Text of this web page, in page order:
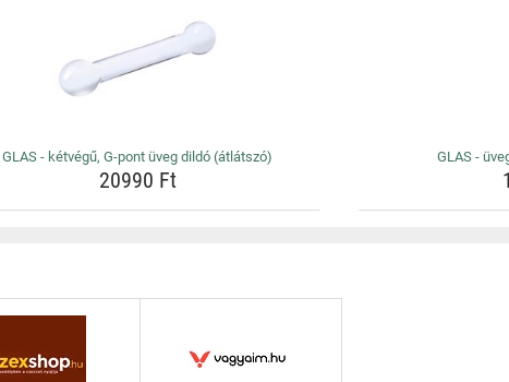
GLAS - kétvégű, G-pont üveg dildó (átlátszó)
20990 Ft
GLAS -